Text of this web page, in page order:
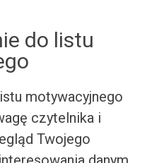
do listu
motywacyjnego
czytelnika i
Twojego